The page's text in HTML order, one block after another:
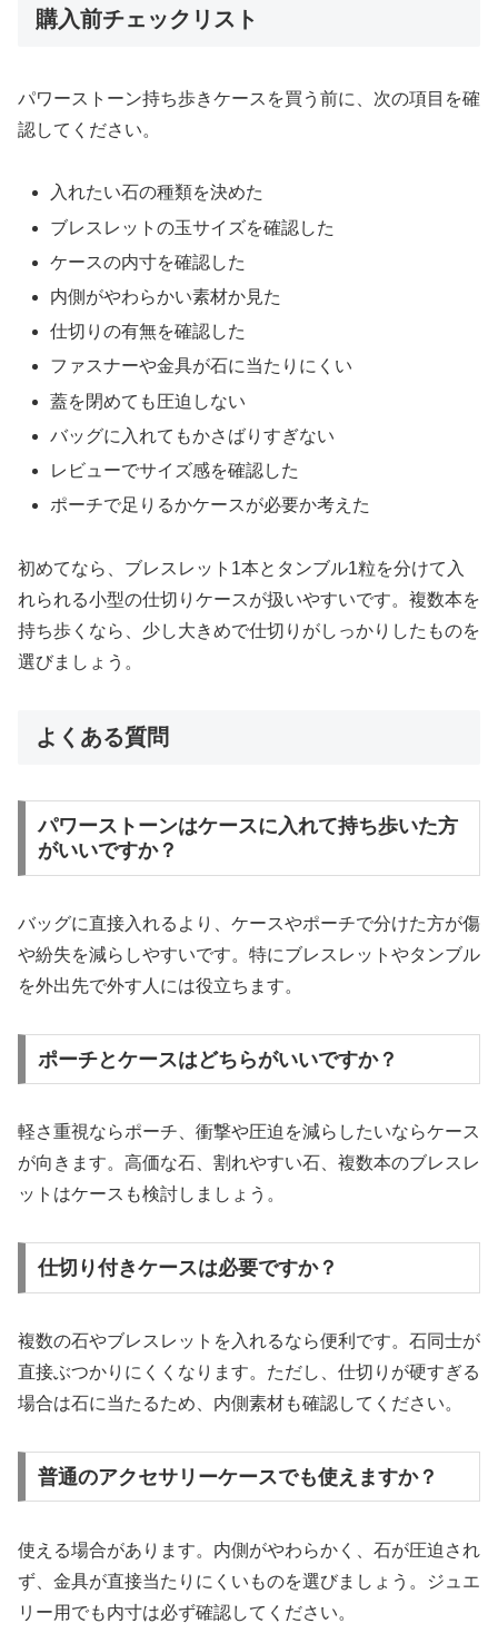
購入前チェックリスト
パワーストーン持ち歩きケースを買う前に、次の項目を確
認してください。
入れたい石の種類を決めた
ブレスレットの玉サイズを確認した
ケースの内寸を確認した
内側がやわらかい素材か見た
仕切りの有無を確認した
ファスナーや金具が石に当たりにくい
蓋を閉めても圧迫しない
バッグに入れてもかさばりすぎない
レビューでサイズ感を確認した
ポーチで足りるかケースが必要か考えた
初めてなら、ブレスレット1本とタンブル1粒を分けて入
れられる小型の仕切りケースが扱いやすいです。複数本を
持ち歩くなら、少し大きめで仕切りがしっかりしたものを
選びましょう。
よくある質問
パワーストーンはケースに入れて持ち歩いた方
がいいですか？
バッグに直接入れるより、ケースやポーチで分けた方が傷
や紛失を減らしやすいです。特にブレスレットやタンブル
を外出先で外す人には役立ちます。
ポーチとケースはどちらがいいですか？
軽さ重視ならポーチ、衝撃や圧迫を減らしたいならケース
が向きます。高価な石、割れやすい石、複数本のブレスレ
ットはケースも検討しましょう。
仕切り付きケースは必要ですか？
複数の石やブレスレットを入れるなら便利です。石同士が
直接ぶつかりにくくなります。ただし、仕切りが硬すぎる
場合は石に当たるため、内側素材も確認してください。
普通のアクセサリーケースでも使えますか？
使える場合があります。内側がやわらかく、石が圧迫され
ず、金具が直接当たりにくいものを選びましょう。ジュエ
リー用でも内寸は必ず確認してください。